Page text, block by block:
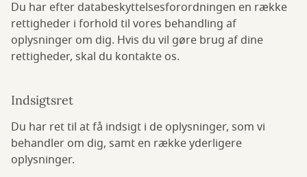
Du har efter databeskyttelsesforordningen en række
rettigheder i forhold til vores behandling af
oplysninger om dig. Hvis du vil gøre brug af dine
rettigheder, skal du kontakte os.
Indsigtsret
Du har ret til at få indsigt i de oplysninger, som vi
behandler om dig, samt en række yderligere
oplysninger.